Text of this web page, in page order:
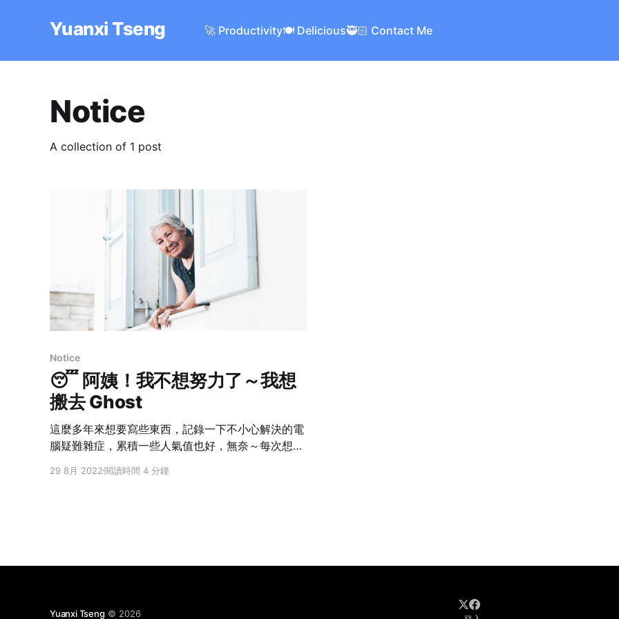
Yuanxi Tseng 🚀 Productivity🍽️ Delicious🥷🏻 Contact Me
Notice
A collection of 1 post
Notice
😴 阿姨！我不想努力了～我想
搬去 Ghost
這麼多年來想要寫些東西，記錄一下不小心解決的電
腦疑難雜症，累積一些人氣值也好，無奈～每次想要
想改，又改不到自己喜歡，改一改又要熬夜，CSS
篇來分享？） Ghost: The simple, powerful
29 8月 2022閱讀時間 4 分鐘
Yuanxi Tseng© 2026